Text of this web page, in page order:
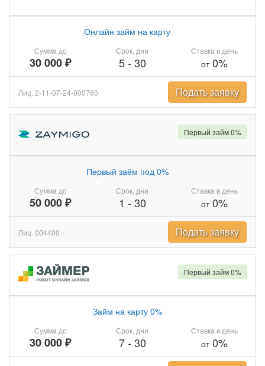
Сумма до
30 000 ₽
Онлайн займ на карту
Срок, дни
5- 30
Ставка в день
от0%
Лиц. 2-11-07-24-000760 Подать заявку
Сумма до
50 000 ₽
Первый заём под 0%
Срок, дни
1 - 30
Ставка в день
от0%
Первый займ 0%
Лиц. 004400 Подать заявку
Сумма до
30 000 ₽
Займ на карту 0%
Срок, дни
7- 30
Ставка в день
от0%
Первый займ 0%